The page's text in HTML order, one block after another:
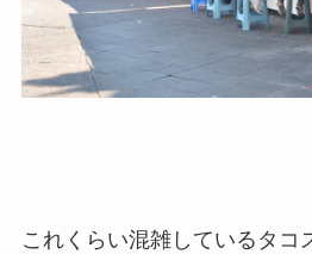
これくらい混雑しているタコ